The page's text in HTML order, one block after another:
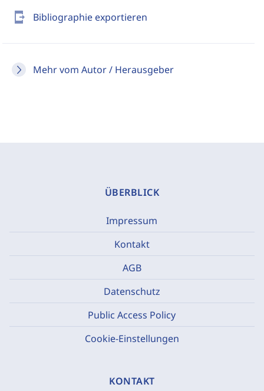
send_to_mobile Bibliographie exportieren
Mehr vom Autor / Herausgeber
ÜBERBLICK
Impressum
Kontakt
AGB
Datenschutz
Public Access Policy
Cookie-Einstellungen
KONTAKT